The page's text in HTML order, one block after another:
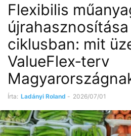
Flexibilis
ciklusban: mit
ValueFlex‑terv
Írta: Ladányi Roland - 2026/07/01